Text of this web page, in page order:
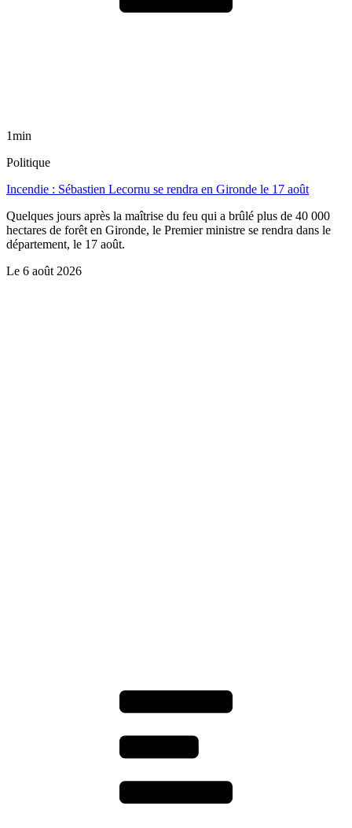
1min
Politique
Incendie : Sébastien Lecornu se rendra en Gironde le 17 août
Quelques jours après la maîtrise du feu qui a brûlé plus de 40 000
hectares de forêt en Gironde, le Premier ministre se rendra dans le
département, le 17 août.
Le 6 août 2026